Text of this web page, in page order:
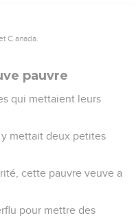
C anada.
pauvre
qui mettaient leurs
mettait deux petites
cette pauvre veuve a
pour mettre des